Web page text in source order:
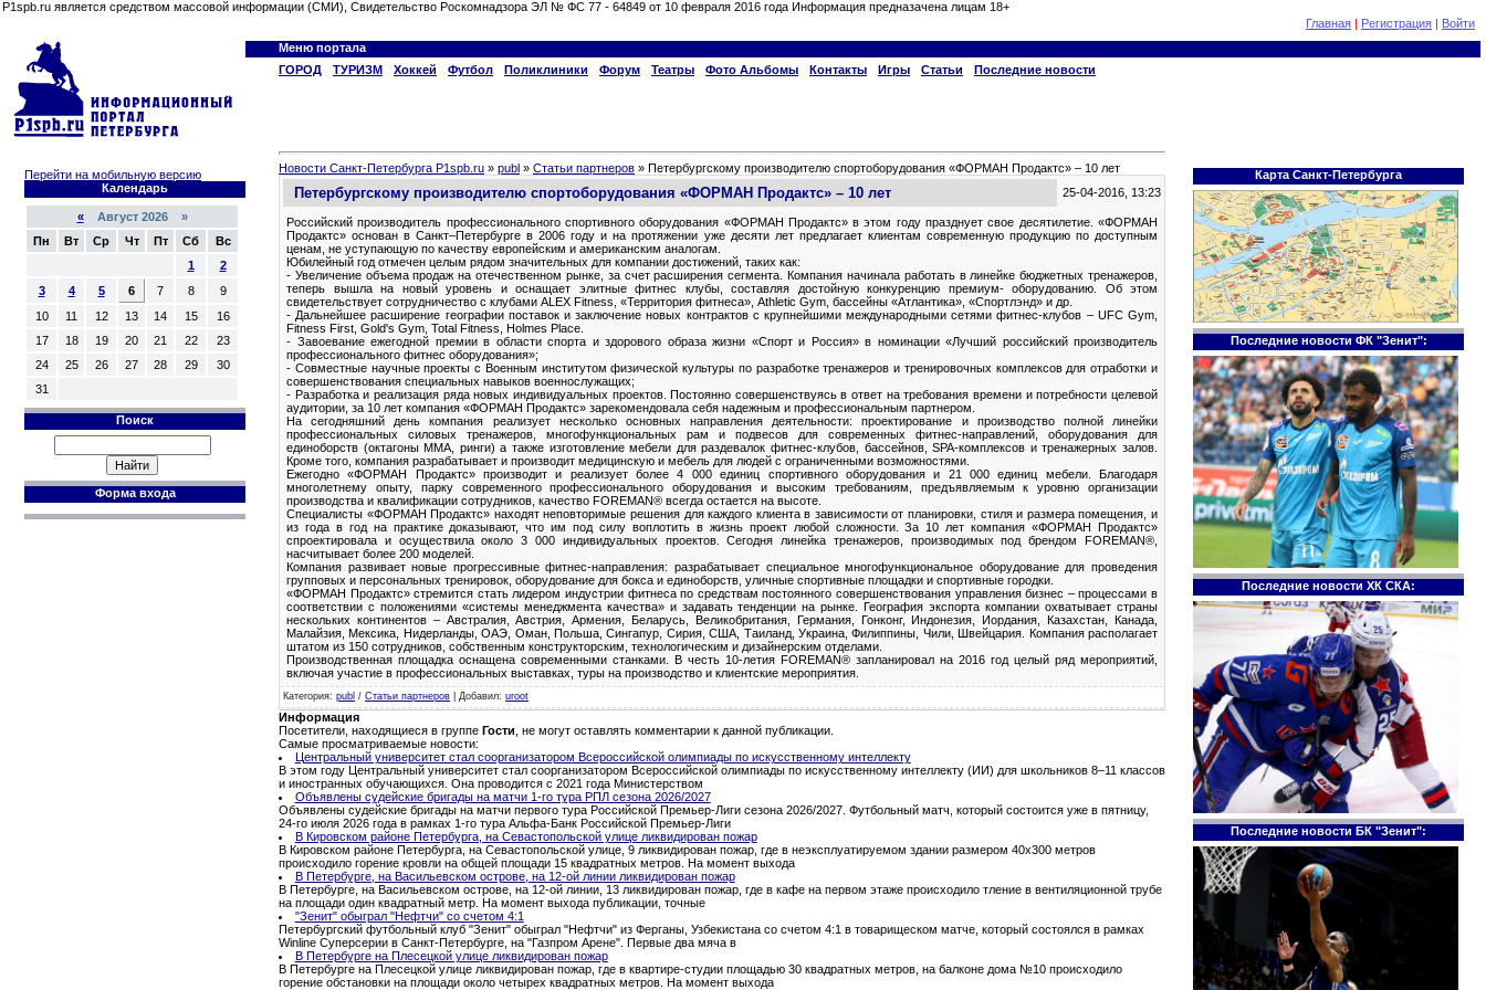
P1spb.ru является средством массовой информации (СМИ), Свидетельство Роскомнадзора ЭЛ № ФС 77 - 64849 от 10 февраля 2016 года Информация предназачена лицам 18+
Главная | Регистрация | Войти
Меню портала
ГОРОД
ТУРИЗМ Хоккей Футбол Поликлиники Форум Театры Фото Альбомы Контакты Игры Статьи Последние новости
Перейти на мобильную версию
Календарь
«Август 2026 »
Пн
Вт Ср Чт Пт Сб
Вс
1
2
3
4 5 6 7 8
9
10
11 12 13 14 15
16
17
18 19 20 21 22
23
24
25 26 27 28 29
30
31
Поиск
Форма входа
Новости Санкт-Петербурга P1spb.ru » publ » Статьи партнеров » Петербургскому производителю спортоборудования «ФОРМАН Продактс» – 10 лет
Петербургскому производителю спортоборудования «ФОРМАН Продактс» – 10 лет 25-04-2016, 13:23
Российский производитель профессионального спортивного оборудования «ФОРМАН Продактс» в этом году празднует свое десятилетие. «ФОРМАН
Продактс» основан в Санкт–Петербурге в 2006 году и на протяжении уже десяти лет предлагает клиентам современную продукцию по доступным
ценам, не уступающую по качеству европейским и американским аналогам.
Юбилейный год отмечен целым рядом значительных для компании достижений, таких как:
- Увеличение объема продаж на отечественном рынке, за счет расширения сегмента. Компания начинала работать в линейке бюджетных тренажеров,
теперь вышла на новый уровень и оснащает элитные фитнес клубы, составляя достойную конкуренцию премиум- оборудованию. Об этом
свидетельствует сотрудничество с клубами ALEX Fitness, «Территория фитнеса», Athletic Gym, бассейны «Атлантика», «Спортлэнд» и др.
- Дальнейшее расширение географии поставок и заключение новых контрактов с крупнейшими международными сетями фитнес-клубов – UFC Gym,
Fitness First, Gold's Gym, Total Fitness, Holmes Place.
- Завоевание ежегодной премии в области спорта и здорового образа жизни «Спорт и Россия» в номинации «Лучший российский производитель
профессионального фитнес оборудования»;
- Совместные научные проекты с Военным институтом физической культуры по разработке тренажеров и тренировочных комплексов для отработки и
совершенствования специальных навыков военнослужащих;
- Разработка и реализация ряда новых индивидуальных проектов. Постоянно совершенствуясь в ответ на требования времени и потребности целевой
аудитории, за 10 лет компания «ФОРМАН Продактс» зарекомендовала себя надежным и профессиональным партнером.
На сегодняшний день компания реализует несколько основных направления деятельности: проектирование и производство полной линейки
профессиональных силовых тренажеров, многофункциональных рам и подвесов для современных фитнес-направлений, оборудования для
единоборств (октагоны MMA, ринги) а также изготовление мебели для раздевалок фитнес-клубов, бассейнов, SPA-комплексов и тренажерных залов.
Кроме того, компания разрабатывает и производит медицинскую и мебель для людей с ограниченными возможностями.
Ежегодно «ФОРМАН Продактс» производит и реализует более 4 000 единиц спортивного оборудования и 21 000 единиц мебели. Благодаря
многолетнему опыту, парку современного профессионального оборудования и высоким требованиям, предъявляемым к уровню организации
производства и квалификации сотрудников, качество FOREMAN® всегда остается на высоте.
Специалисты «ФОРМАН Продактс» находят неповторимые решения для каждого клиента в зависимости от планировки, стиля и размера помещения, и
из года в год на практике доказывают, что им под силу воплотить в жизнь проект любой сложности. За 10 лет компания «ФОРМАН Продактс»
спроектировала и осуществила около 3 000 индивидуальных проектов. Сегодня линейка тренажеров, производимых под брендом FOREMAN®,
насчитывает более 200 моделей.
Компания развивает новые прогрессивные фитнес-направления: разрабатывает специальное многофункциональное оборудование для проведения
групповых и персональных тренировок, оборудование для бокса и единоборств, уличные спортивные площадки и спортивные городки.
«ФОРМАН Продактс» стремится стать лидером индустрии фитнеса по средствам постоянного совершенствования управления бизнес – процессами в
соответствии с положениями «системы менеджмента качества» и задавать тенденции на рынке. География экспорта компании охватывает страны
нескольких континентов – Австралия, Австрия, Армения, Беларусь, Великобритания, Германия, Гонконг, Индонезия, Иордания, Казахстан, Канада,
Малайзия, Мексика, Нидерланды, ОАЭ, Оман, Польша, Сингапур, Сирия, США, Таиланд, Украина, Филиппины, Чили, Швейцария. Компания располагает
штатом из 150 сотрудников, собственным конструкторским, технологическим и дизайнерским отделами.
Производственная площадка оснащена современными станками. В честь 10-летия FOREMAN® запланировал на 2016 год целый ряд мероприятий,
включая участие в профессиональных выставках, туры на производство и клиентские мероприятия.
Категория: publ / Статьи партнеров Добавил: uroot
Информация
Посетители, находящиеся в группе Гости , не могут оставлять комментарии к данной публикации.
Самые просматриваемые новости:
Центральный университет стал соорганизатором Всероссийской олимпиады по искусственному интеллекту
В этом году Центральный университет стал соорганизатором Всероссийской олимпиады по искусственному интеллекту (ИИ) для школьников 8–11 классов
и иностранных обучающихся. Она проводится с 2021 года Министерством
Объявлены судейские бригады на матчи 1-го тура РПЛ сезона 2026/2027
Объявлены судейские бригады на матчи первого тура Российской Премьер-Лиги сезона 2026/2027. Футбольный матч, который состоится уже в пятницу,
24-го июля 2026 года в рамках 1-го тура Альфа-Банк Российской Премьер-Лиги
В Кировском районе Петербурга, на Севастопольской улице ликвидирован пожар
В Кировском районе Петербурга, на Севастопольской улице, 9 ликвидирован пожар, где в неэксплуатируемом здании размером 40х300 метров
происходило горение кровли на общей площади 15 квадратных метров. На момент выхода
В Петербурге, на Васильевском острове, на 12-ой линии ликвидирован пожар
В Петербурге, на Васильевском острове, на 12-ой линии, 13 ликвидирован пожар, где в кафе на первом этаже происходило тление в вентиляционной трубе
на площади один квадратный метр. На момент выхода публикации, точные
"Зенит" обыграл "Нефтчи" со счетом 4:1
Петербургский футбольный клуб "Зенит" обыграл "Нефтчи" из Ферганы, Узбекистана со счетом 4:1 в товарищеском матче, который состоялся в рамках
Winline Суперсерии в Санкт-Петербурге, на "Газпром Арене". Первые два мяча в
В Петербурге на Плесецкой улице ликвидирован пожар
В Петербурге на Плесецкой улице ликвидирован пожар, где в квартире-студии площадью 30 квадратных метров, на балконе дома №10 происходило
горение обстановки на площади около четырех квадратных метров. На момент выхода
Карта Санкт-Петербурга
Последние новости ФК "Зенит":
Последние новости ХК СКА:
Последние новости БК "Зенит":